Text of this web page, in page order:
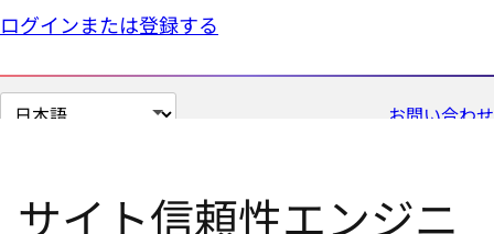
ログインまたは登録する
ペ
お問い合わせ
サイト信頼性エンジニ